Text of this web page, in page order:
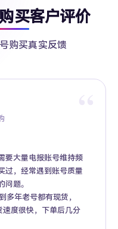
买客户评价
购买真实反馈
要大量电报账号维持频
过，经常遇到账号质量
题。
多年老号都有现货，
度很快，下单后几分
项目推广
运营
告投放
广
具账号
个人用户